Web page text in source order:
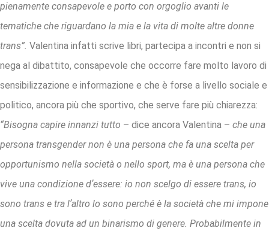
pienamente consapevole e porto con orgoglio avanti le
tematiche che riguardano la mia e la vita di molte altre donne
trans”. Valentina infatti scrive libri, partecipa a incontri e non si
nega al dibattito, consapevole che occorre fare molto lavoro di
sensibilizzazione e informazione e che è forse a livello sociale e
politico, ancora più che sportivo, che serve fare più chiarezza:
“Bisogna capire innanzi tutto – dice ancora Valentina – che una
persona transgender non è una persona che fa una scelta per
opportunismo nella società o nello sport, ma è una persona che
vive una condizione dʼessere: io non scelgo di essere trans, io
sono trans e tra lʼaltro lo sono perché è la società che mi impone
una scelta dovuta ad un binarismo di genere. Probabilmente in